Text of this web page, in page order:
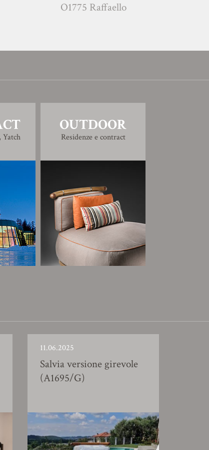
O1775 Raffaello
Yatch
OUTDOOR
Residenze e contract
11.06.2025
Salvia versione girevole
(A1695/G)